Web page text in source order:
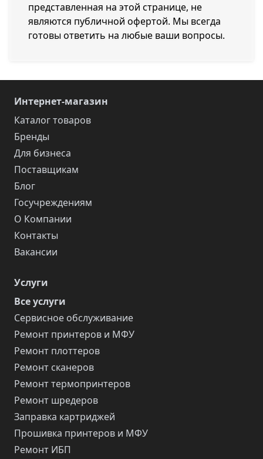
представленная на этой странице, не
являются публичной офертой. Мы всегда
готовы ответить на любые ваши вопросы.
Интернет-магазин
Каталог товаров
Бренды
Для бизнеса
Поставщикам
Блог
Госучреждениям
О Компании
Контакты
Вакансии
Услуги
Все услуги
Сервисное обслуживание
Ремонт принтеров и МФУ
Ремонт плоттеров
Ремонт сканеров
Ремонт термопринтеров
Ремонт шредеров
Заправка картриджей
Прошивка принтеров и МФУ
Ремонт ИБП